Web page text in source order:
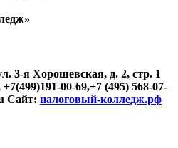
3-я Хорошевская, д. 2, стр. 1
00-69,+7 (495) 568-07-
Сайт: налоговый-колледж.рф